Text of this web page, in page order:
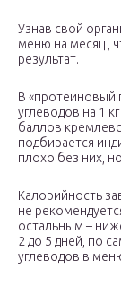
Узнав свой
меню на месяц ,
результат.
В «протеиновый
углеводов на 1
баллов
подбирается
плохо без них,
Калорийность
не
остальным –
2 до 5 дней, по
углеводов в